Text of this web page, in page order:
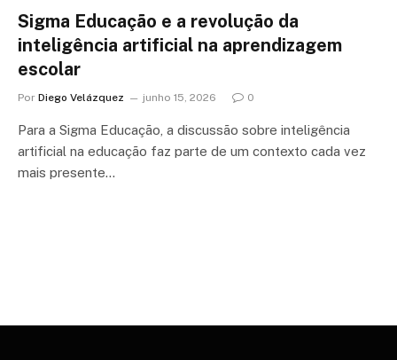
Sigma Educação e a revolução da
inteligência artificial na aprendizagem
escolar
Por Diego Velázquez junho 15, 2026 0
Para a Sigma Educação, a discussão sobre inteligência
artificial na educação faz parte de um contexto cada vez
mais presente…